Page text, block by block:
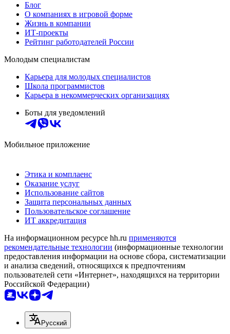
Блог
О компаниях в игровой форме
Жизнь в компании
ИТ-проекты
Рейтинг работодателей России
Молодым специалистам
Карьера для молодых специалистов
Школа программистов
Карьера в некоммерческих организациях
Боты для уведомлений
Мобильное приложение
Этика и комплаенс
Оказание услуг
Использование сайтов
Защита персональных данных
Пользовательское соглашение
ИТ аккредитация
На информационном ресурсе hh.ru применяются
рекомендательные технологии (информационные технологии
предоставления информации на основе сбора, систематизации
и анализа сведений, относящихся к предпочтениям
пользователей сети «Интернет», находящихся на территории
Российской Федерации)
Русский